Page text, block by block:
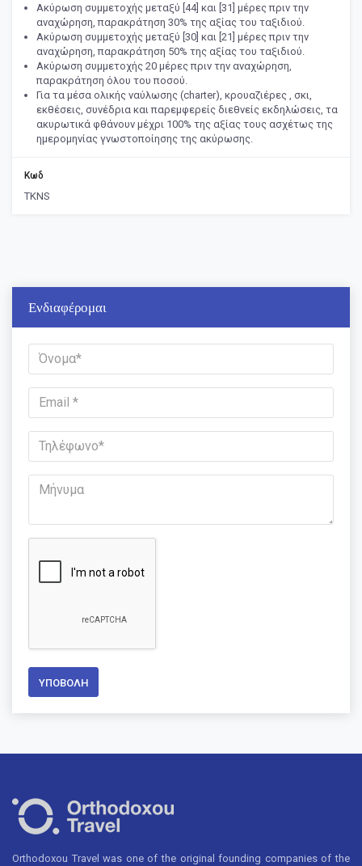
Ακύρωση συμμετοχής μεταξύ [44] και [31] μέρες πριν την
αναχώρηση, παρακράτηση 30% της αξίας του ταξιδιού.
Ακύρωση συμμετοχής μεταξύ [30] και [21] μέρες πριν την
αναχώρηση, παρακράτηση 50% της αξίας του ταξιδιού.
Ακύρωση συμμετοχής 20 μέρες πριν την αναχώρηση,
παρακράτηση όλου του ποσού.
Για τα μέσα ολικής ναύλωσης (charter), κρουαζιέρες , σκι,
εκθέσεις, συνέδρια και παρεμφερείς διεθνείς εκδηλώσεις, τα
ακυρωτικά φθάνουν μέχρι 100% της αξίας τους ασχέτως της
ημερομηνίας γνωστοποίησης της ακύρωσης.
Κωδ
TKNS
Ενδιαφέρομαι
ΥΠΟΒΟΛΉ
Orthodoxou Travel was one of the original founding companies of the